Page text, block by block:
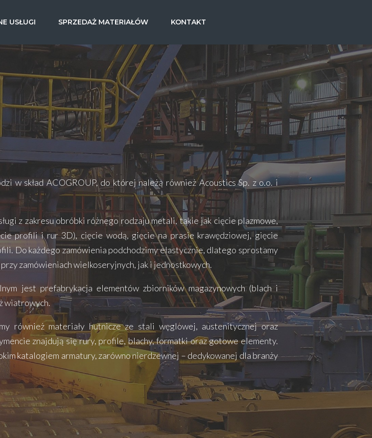
USŁUGI SPRZEDAŻ MATERIAŁÓW KONTAKT
w skład ACOGROUP, do której należą również Acoustics Sp. z o.o. i
z zakresu obróbki różnego rodzaju metali, takie jak cięcie plazmowe,
profili i rur 3D), cięcie wodą, gięcie na prasie krawędziowej, gięcie
Do każdego zamówienia podchodzimy elastycznie, dlatego sprostamy
zamówieniach wielkoseryjnych, jak i jednostkowych.
jest prefabrykacja elementów zbiorników magazynowych (blach i
wiatrowych.
również materiały hutnicze ze stali węglowej, austenitycznej oraz
znajdują się rury, profile, blachy, formatki oraz gotowe elementy.
katalogiem armatury, zarówno nierdzewnej – dedykowanej dla branży